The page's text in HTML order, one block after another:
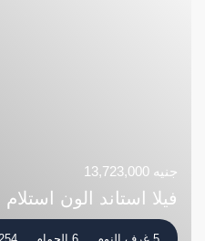
جنيه 13,723,000
فيلا استاند الون